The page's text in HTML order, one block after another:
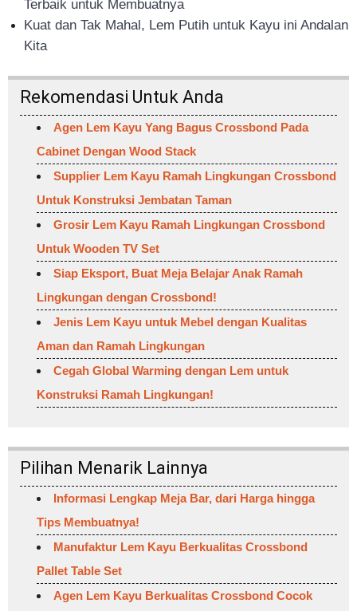
Terbaik untuk Membuatnya
Kuat dan Tak Mahal, Lem Putih untuk Kayu ini Andalan
Kita
Rekomendasi Untuk Anda
Agen Lem Kayu Yang Bagus Crossbond Pada
Cabinet Dengan Wood Stack
Supplier Lem Kayu Ramah Lingkungan Crossbond
Untuk Konstruksi Jembatan Taman
Grosir Lem Kayu Ramah Lingkungan Crossbond
Untuk Wooden TV Set
Siap Eksport, Buat Meja Belajar Anak Ramah
Lingkungan dengan Crossbond!
Jenis Lem Kayu untuk Mebel dengan Kualitas
Aman dan Ramah Lingkungan
Cegah Global Warming dengan Lem untuk
Konstruksi Ramah Lingkungan!
Pilihan Menarik Lainnya
Informasi Lengkap Meja Bar, dari Harga hingga
Tips Membuatnya!
Manufaktur Lem Kayu Berkualitas Crossbond
Pallet Table Set
Agen Lem Kayu Berkualitas Crossbond Cocok